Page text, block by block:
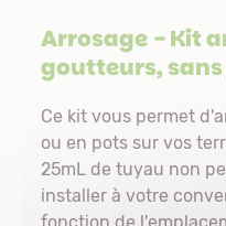
Arrosage - Kit
goutteurs,
Ce kit vous permet
ou en pots sur vos
25mL de tuyau non
installer à votre